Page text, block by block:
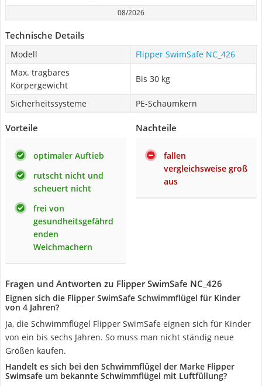
08/2026
Technische Details
Modell
Flipper SwimSafe NC_426
Max. tragbares
Körpergewicht
Bis 30 kg
Sicherheitssysteme PE-Schaumkern
Vorteile
optimaler Auftieb
rutscht nicht und
scheuert nicht
frei von
gesundheitsgefährd
enden
Weichmachern
Nachteile
fallen
vergleichsweise groß
aus
Fragen und Antworten zu Flipper SwimSafe NC_426
Eignen sich die Flipper SwimSafe Schwimmflügel für Kinder
von 4 Jahren?
Ja, die Schwimmflügel Flipper SwimSafe eignen sich für Kinder
von ein bis sechs Jahren. So muss man nicht ständig neue
Größen kaufen.
Handelt es sich bei den Schwimmflügel der Marke Flipper
Swimsafe um bekannte Schwimmflügel mit Luftfüllung?